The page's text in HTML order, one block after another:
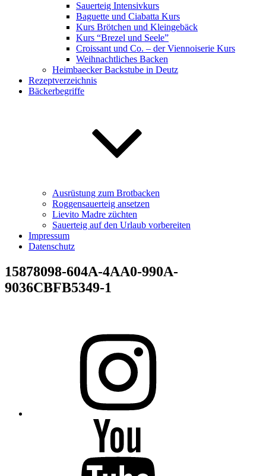
Sauerteig Intensivkurs
Baguette und Ciabatta Kurs
Kurs Brötchen und Kleingebäck
Kurs “Brezel und Seele”
Croissant und Co. – der Viennoiserie Kurs
Weihnachtliches Backen
Heimbaecker Backstube in Deutz
Rezeptverzeichnis
Bäckerbegriffe
Ausrüstung zum Brotbacken
Roggensauerteig ansetzen
Lievito Madre züchten
Sauerteig auf den Urlaub vorbereiten
Impressum
Datenschutz
15878098-604A-4AA0-990A-
9036CBFB5349-1